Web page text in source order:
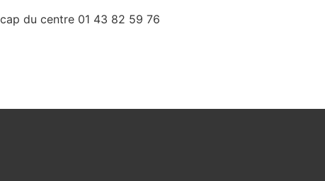
du centre 01 43 82 59 76